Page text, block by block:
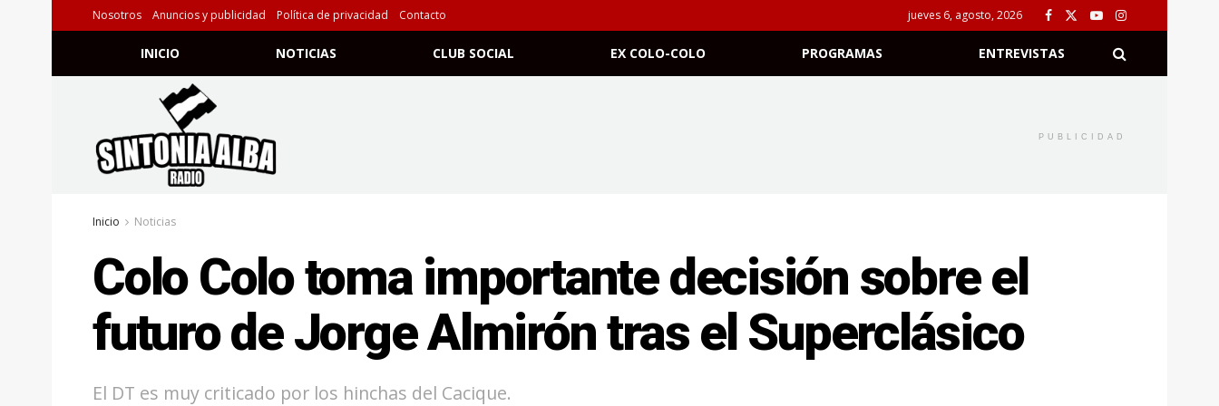
Nosotros Anuncios y publicidad Política de privacidad Contacto jueves 6, agosto, 2026
INICIO NOTICIAS CLUB SOCIAL EX COLO-COLO PROGRAMAS ENTREVISTAS
PUBLICIDAD
Inicio Noticias
Colo Colo toma importante decisión sobre el
futuro de Jorge Almirón tras el Superclásico
El DT es muy criticado por los hinchas del Cacique.